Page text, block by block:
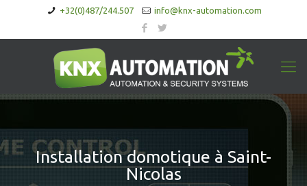
+32(0)487/244.507 info@knx-automation.com
Installation domotique à Saint-
Nicolas